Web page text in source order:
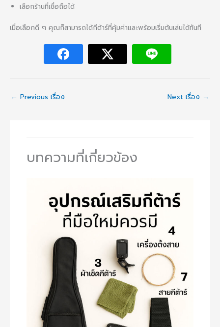
เลือกร้านที่เชื่อถือได้
เมื่อเลือกดี ๆ คุณก็สามารถได้กีต้าร์ที่คุ้มค่าและพร้อมเริ่มต้นเล่นได้ทันที
← Previous เรื่อง Next เรื่อง →
บทความที่เกี่ยวข้อง